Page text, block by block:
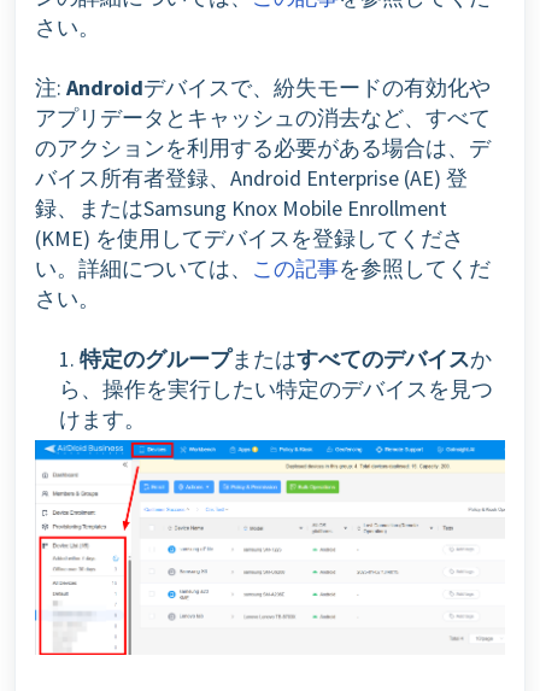
さい。
注: Androidデバイスで、紛失モードの有効化や
アプリデータとキャッシュの消去など、すべて
のアクションを利用する必要がある場合は、デ
バイス所有者登録、Android Enterprise (AE) 登
録、またはSamsung Knox Mobile Enrollment
(KME) を使用してデバイスを登録してくださ
い。詳細については、 この記事を参照してくだ
さい。
1. 特定のグループまたはすべてのデバイスか
ら、操作を実行したい特定のデバイスを見つ
けます。